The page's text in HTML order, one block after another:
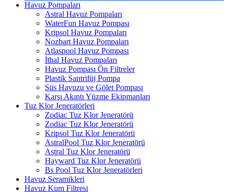
Havuz Pompaları
Astral Havuz Pompaları
WaterFun Havuz Pompası
Kripsol Havuz Pompaları
Nozbart Havuz Pompaları
Atlaspool Havuz Pompası
İthal Havuz Pompaları
Havuz Pompası Ön Filtreler
Plastik Santrifüj Pompa
Süs Havuzu ve Gölet Pompası
Karşı Akıntı Yüzme Ekipmanları
Tuz Klor Jeneratörleri
Zodiac Tuz Klor Jeneratörü
Zodiac Tuz Klor Jeneratörü
Kripsol Tuz Klor Jeneratörü
AstralPool Tuz Klor Jeneratörü
Astral Tuz Klor Jeneratörü
Hayward Tuz Klor Jeneratörü
Bs Pool Tuz Klor Jeneratörleri
Havuz Seramikleri
Havuz Kum Filtresi